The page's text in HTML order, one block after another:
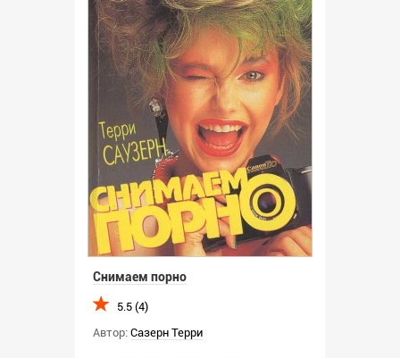
Снимаем порно
5.5 (4)
Автор: Сазерн Терри